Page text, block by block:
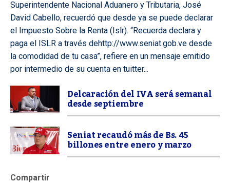
Superintendente Nacional Aduanero y Tributaria, José
David Cabello, recuerdó que desde ya se puede declarar
el Impuesto Sobre la Renta (Islr). “Recuerda declara y
paga el ISLR a través dehttp://www.seniat.gob.ve desde
la comodidad de tu casa”, refiere en un mensaje emitido
por intermedio de su cuenta en tuitter...
Delcaración del IVA será semanal
desde septiembre
Seniat recaudó más de Bs. 45
billones entre enero y marzo
Compartir